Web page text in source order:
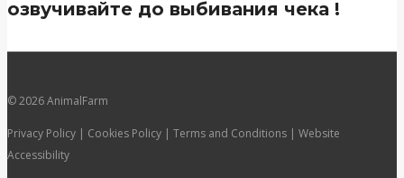
озвучивайте до выбивания чека !
© 2026 AnimalFarm
Privacy Policy | Cookies Policy | Terms and Conditions | Website
Accessibility